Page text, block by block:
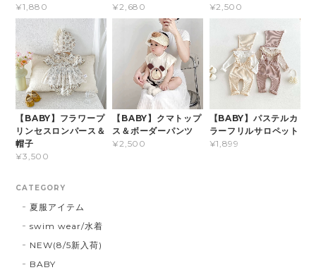
¥1,880
¥2,680
¥2,500
【BABY】フラワープ
リンセスロンパース＆
帽子
¥3,500
【BABY】クマトップ
ス＆ボーダーパンツ
¥2,500
【BABY】パステルカ
ラーフリルサロペット
¥1,899
CATEGORY
夏服アイテム
swim wear/水着
NEW(8/5新入荷)
BABY